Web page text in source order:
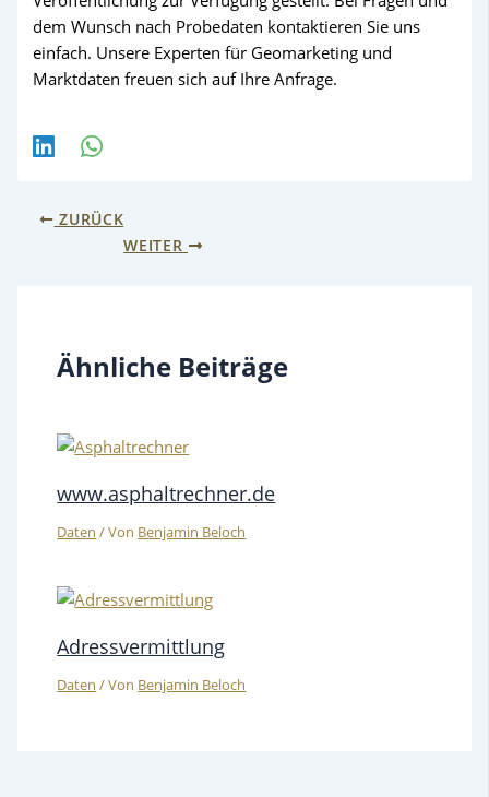
dem Wunsch nach Probedaten kontaktieren Sie uns
einfach. Unsere Experten für Geomarketing und
Marktdaten freuen sich auf Ihre Anfrage.
ZURÜCK
WEITER
Ähnliche Beiträge
www.asphaltrechner.de
Daten / Von Benjamin Beloch
Adressvermittlung
Daten / Von Benjamin Beloch